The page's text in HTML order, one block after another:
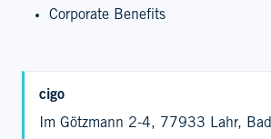
Corporate Benefits
cigo
Im Götzmann 2-4, 77933 Lahr,